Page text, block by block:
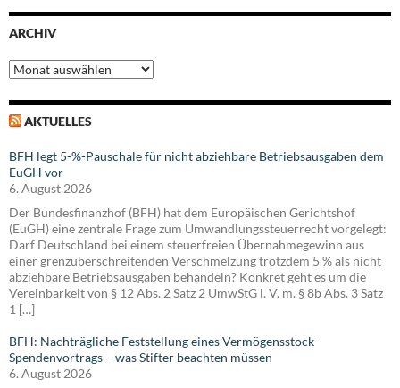
ARCHIV
Archiv
AKTUELLES
BFH legt 5-%-Pauschale für nicht abziehbare Betriebsausgaben dem
EuGH vor
6. August 2026
Der Bundesfinanzhof (BFH) hat dem Europäischen Gerichtshof
(EuGH) eine zentrale Frage zum Umwandlungssteuerrecht vorgelegt:
Darf Deutschland bei einem steuerfreien Übernahmegewinn aus
einer grenzüberschreitenden Verschmelzung trotzdem 5 % als nicht
abziehbare Betriebsausgaben behandeln? Konkret geht es um die
Vereinbarkeit von § 12 Abs. 2 Satz 2 UmwStG i. V. m. § 8b Abs. 3 Satz
1 […]
BFH: Nachträgliche Feststellung eines Vermögensstock-
Spendenvortrags – was Stifter beachten müssen
6. August 2026